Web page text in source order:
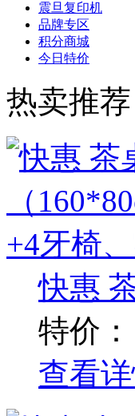
震旦复印机
品牌专区
积分商城
今日特价
热卖推荐
快惠
特价：
查看